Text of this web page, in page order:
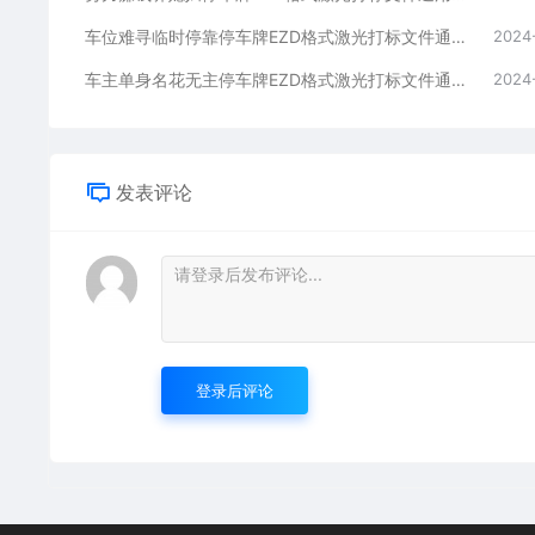
车位难寻临时停靠停车牌EZD格式激光打标文件通用矢量图
车主单身名花无主停车牌EZD格式激光打标文件通用矢量图
发表评论
登录后评论